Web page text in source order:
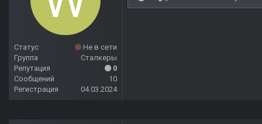
Статус
Не в сети
Группа
Сталкеры
Репутация
0
Сообщений
10
Регистрация
04.03.2024